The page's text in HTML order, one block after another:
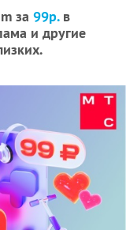
за 99р.в
и другие